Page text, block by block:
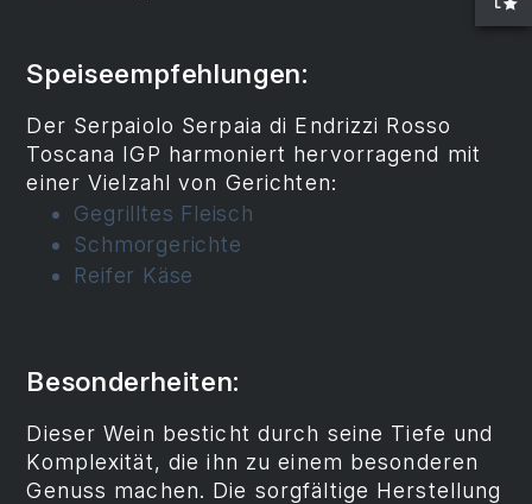
Speiseempfehlungen:
Der Serpaiolo Serpaia di Endrizzi Rosso
Toscana IGP harmoniert hervorragend mit
einer Vielzahl von Gerichten:
Gegrilltes Fleisch
Schmorgerichte
Reifer Käse
Besonderheiten:
Dieser Wein besticht durch seine Tiefe und
Komplexität, die ihn zu einem besonderen
Genuss machen. Die sorgfältige Herstellung